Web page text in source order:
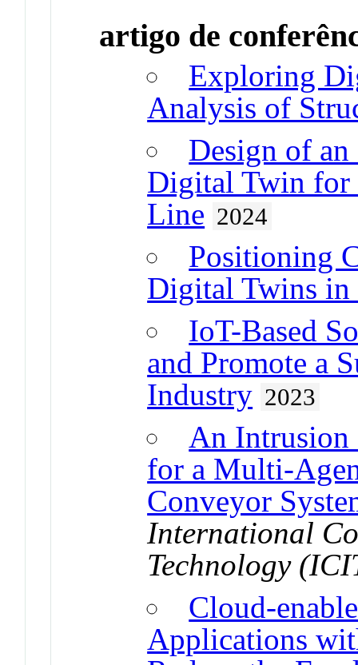
artigo de
Exploring
Analysis of
Design of
Digital Twin for
Line 2024
Positioning
Digital Twins
IoT-Based
and Promote a
Industry 2023
An Intrusion
for a Multi-
Conveyor
International
Technology
Cloud-
Applications